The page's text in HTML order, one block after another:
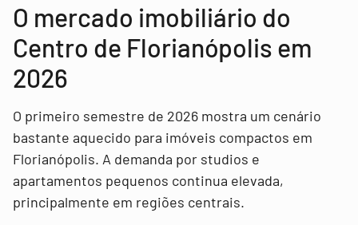
O mercado imobiliário do
Centro de Florianópolis em
2026
O primeiro semestre de 2026 mostra um cenário
bastante aquecido para imóveis compactos em
Florianópolis. A demanda por studios e
apartamentos pequenos continua elevada,
principalmente em regiões centrais.